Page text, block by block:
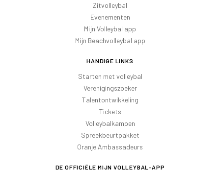
Zitvolleybal
Evenementen
Mijn Volleybal app
Mijn Beachvolleybal app
HANDIGE LINKS
Starten met volleybal
Verenigingszoeker
Talentontwikkeling
Tickets
Volleybalkampen
Spreekbeurtpakket
Oranje Ambassadeurs
DE OFFICIËLE MIJN VOLLEYBAL-APP